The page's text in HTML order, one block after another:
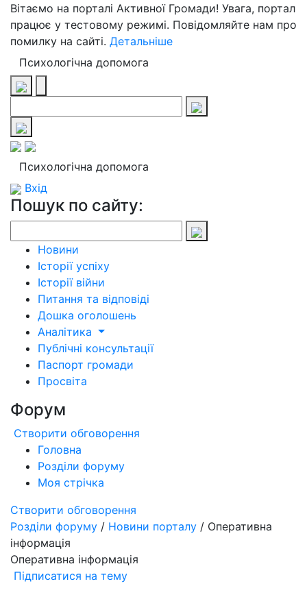
Вітаємо на порталі Активної Громади! Увага, портал
працює у тестовому режимі. Повідомляйте нам про
помилку на сайті. Детальніше
Психологічна допомога
Психологічна допомога
Вхід
Пошук по сайту:
Новини
Історії успіху
Історії війни
Питання та відповіді
Дошка оголошень
Аналітика
Публічні консультації
Паспорт громади
Просвіта
Форум
Створити обговорення
Головна
Розділи форуму
Моя стрічка
Створити обговорення
Розділи форуму / Новини порталу / Оперативна
інформація
Оперативна інформація
Підписатися на тему